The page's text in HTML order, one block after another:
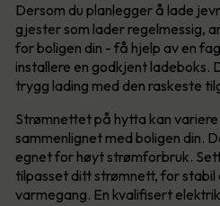
Dersom du planlegger å lade
gjester som lader regelmessig,
for boligen din - få hjelp av en
installere en godkjent ladeboks.
trygg lading med den raskeste
Strømnettet på hytta kan
sammenlignet med boligen din.
egnet for høyt strømforbruk.
tilpasset ditt strømnett, for stabil
varmegang. En kvalifisert